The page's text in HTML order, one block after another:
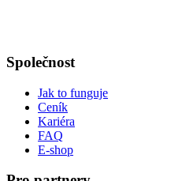
Společnost
Jak to funguje
Ceník
Kariéra
FAQ
E-shop